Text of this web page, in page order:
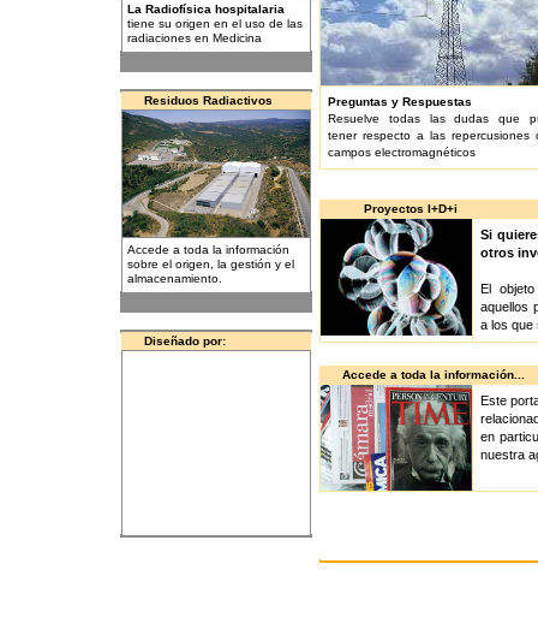
La Radiofísica hospitalaria
tiene su origen en el uso de las
radiaciones en Medicina
Residuos Radiactivos
Accede a toda la información
sobre el origen, la gestión y el
almacenamiento.
Diseñado por:
Preguntas y Respuestas
Resuelve todas las dudas que
tener respecto a las repercusiones
campos electromagnéticos
Proyectos I+D+i
Si
otros
El
aquellos
a los que
Accede a toda la información...
Este
en
nuestra